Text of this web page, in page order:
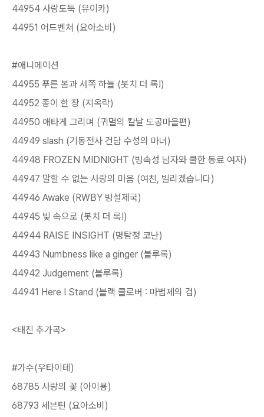
44954 사랑도둑 (유이카)
44951 어드벤쳐 (요아소비)
#애니메이션
44955 푸른 봄과 서쪽 하늘 (봇치 더 록!)
44952 종이 한 장 (지옥락)
44950 애타게 그리며 (귀멸의 칼날 도공마을편)
44949 slash (기동전사 건담 수성의 마녀)
44948 FROZEN MIDNIGHT (빙속성 남자와 쿨한 동료 여자)
44947 말할 수 없는 사랑의 마음 (여친, 빌리겠습니다)
44946 Awake (RWBY 빙설제국)
44945 빛 속으로 (봇치 더 록!)
44944 RAISE INSIGHT (명탐정 코난)
44943 Numbness like a ginger (블루록)
44942 Judgement (블루록)
44941 Here I Stand (블랙 클로버 : 마법제의 검)
<태진 추가곡>
#가수(우타이테)
68785 사랑의 꽃 (아이묭)
68793 세븐틴 (요아소비)